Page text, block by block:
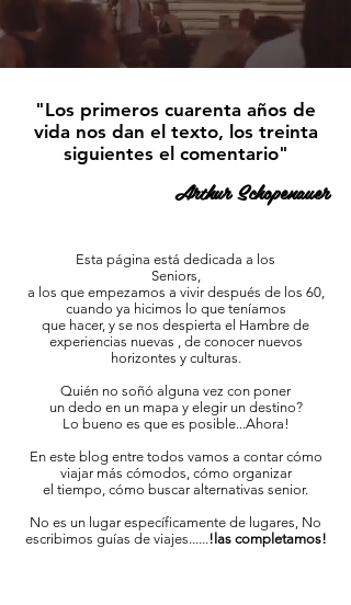
"Los primeros cuarenta años de
vida nos dan el texto, los treinta
siguientes el comentario"
Arthur Schopenauer
Esta página está dedicada a los
Seniors,
a los que empezamos a vivir después de los 60,
cuando ya hicimos lo que teníamos
que hacer, y se nos despierta el Hambre de
experiencias nuevas , de conocer nuevos
horizontes y culturas.
Quién no soñó alguna vez con poner
un dedo en un mapa y elegir un destino?
Lo bueno es que es posible...Ahora!
En este blog entre todos vamos a contar cómo
viajar más cómodos, cómo organizar
el tiempo, cómo buscar alternativas senior.
No es un lugar específicamente de lugares, No
escribimos guías de viajes......!las completamos!